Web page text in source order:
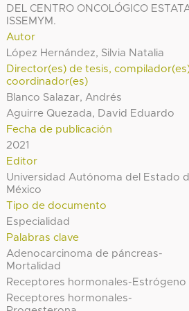
DEL CENTRO ONCOLÓGICO
ISSEMYM.
Autor
López Hernández, Silvia Natalia
Director(es) de tesis,
coordinador(es)
Blanco Salazar, Andrés
Aguirre Quezada, David Eduardo
Fecha de publicación
2021
Editor
Universidad Autónoma del Estado
México
Tipo de documento
Especialidad
Palabras clave
Adenocarcinoma de páncreas-
Mortalidad
Receptores hormonales-Estrógeno
Receptores hormonales-